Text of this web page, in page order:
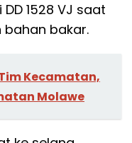
1528 VJ saat
bahan bakar.
Kecamatan,
Molawe